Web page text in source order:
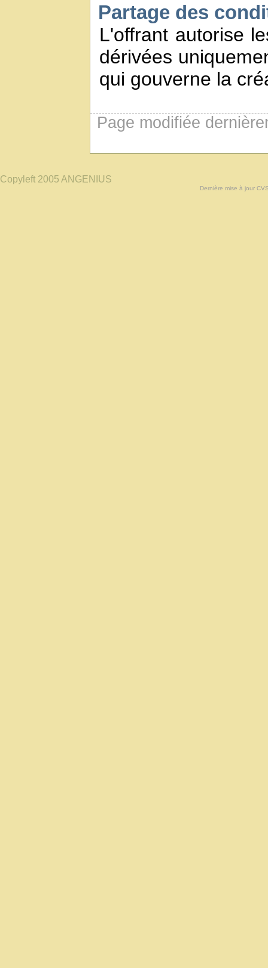
Partage des
L'offrant autorise
dérivées
qui gouverne la
Page modifiée
Copyleft 2005 ANGENIUS
Dernière mise à jour